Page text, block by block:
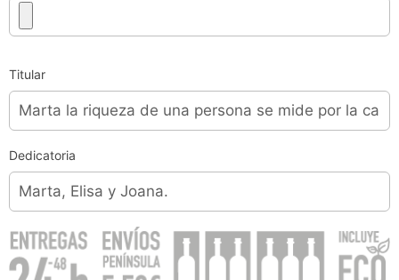
Titular
Dedicatoria